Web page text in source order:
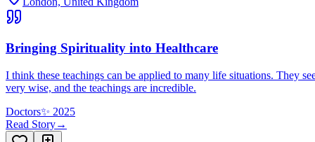
Bringing Spirituality into Healthcare
I think these teachings can be applied to many life situations. They
very wise, and the teachings are incredible.
Doctors✨ 2025
Read Story→